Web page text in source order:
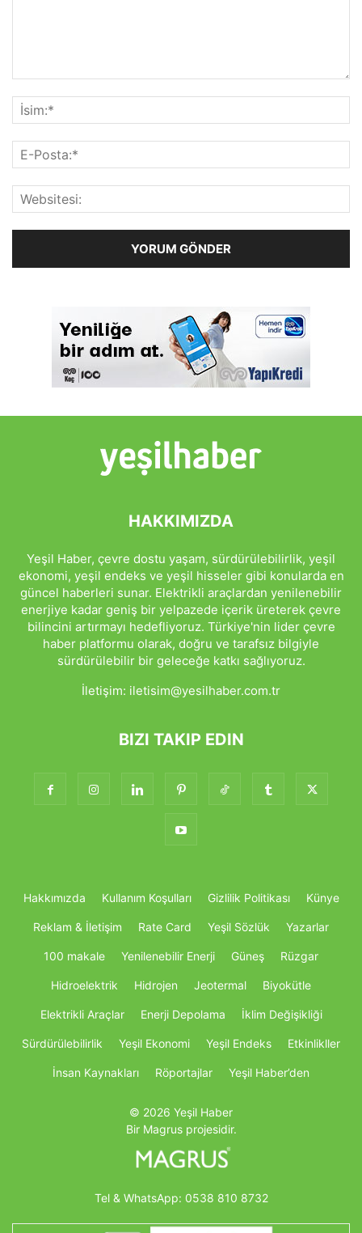
HAKKIMIZDA
Yeşil Haber, çevre dostu yaşam, sürdürülebilirlik, yeşil
ekonomi, yeşil endeks ve yeşil hisseler gibi konularda en
güncel haberleri sunar. Elektrikli araçlardan yenilenebilir
enerjiye kadar geniş bir yelpazede içerik üreterek çevre
bilincini artırmayı hedefliyoruz. Türkiye'nin lider çevre
haber platformu olarak, doğru ve tarafsız bilgiyle
sürdürülebilir bir geleceğe katkı sağlıyoruz.
İletişim: iletisim@yesilhaber.com.tr
BIZI TAKIP EDIN
Hakkımızda Kullanım Koşulları Gizlilik Politikası Künye
Reklam & İletişim Rate Card Yeşil Sözlük Yazarlar
100 makale Yenilenebilir Enerji Güneş Rüzgar
Hidroelektrik Hidrojen Jeotermal Biyokütle
Elektrikli Araçlar Enerji Depolama İklim Değişikliği
Sürdürülebilirlik Yeşil Ekonomi Yeşil Endeks Etkinlikller
İnsan Kaynakları Röportajlar Yeşil Haber’den
© 2026 Yeşil Haber
Bir Magrus projesidir.
Tel & WhatsApp: 0538 810 8732